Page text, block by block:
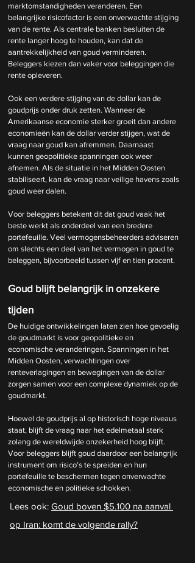
marktomstandigheden veranderen. Een
belangrijke risicofactor is een onverwachte stijging
van de rente. Als centrale banken besluiten de
rente langer hoog te houden, kan dat de
aantrekkelijkheid van goud verminderen.
Beleggers kiezen dan vaker voor beleggingen die
rente opleveren.
Ook een verdere stijging van de dollar kan de
goudprijs onder druk zetten. Wanneer de
Amerikaanse economie sterker groeit dan andere
economieën kan de dollar verder stijgen, wat de
vraag naar goud kan afremmen. Daarnaast
kunnen geopolitieke spanningen ook weer
afnemen. Als de situatie in het Midden Oosten
stabiliseert, kan de vraag naar veilige havens zoals
goud weer dalen.
Voor beleggers betekent dit dat goud vaak het
beste werkt als onderdeel van een bredere
portefeuille. Veel vermogensbeheerders adviseren
om slechts een deel van het vermogen in goud te
beleggen, bijvoorbeeld tussen vijf en tien procent.
Goud blijft belangrijk in onzekere
tijden
De huidige ontwikkelingen laten zien hoe gevoelig
de goudmarkt is voor geopolitieke en
economische veranderingen. Spanningen in het
Midden Oosten, verwachtingen over
renteverlagingen en bewegingen van de dollar
zorgen samen voor een complexe dynamiek op de
goudmarkt.
Hoewel de goudprijs al op historisch hoge niveaus
staat, blijft de vraag naar het edelmetaal sterk
zolang de wereldwijde onzekerheid hoog blijft.
Voor beleggers blijft goud daardoor een belangrijk
instrument om risico’s te spreiden en hun
portefeuille te beschermen tegen onverwachte
economische en politieke schokken.
Lees ook: Goud boven $5.100 na aanval
op Iran: komt de volgende rally?